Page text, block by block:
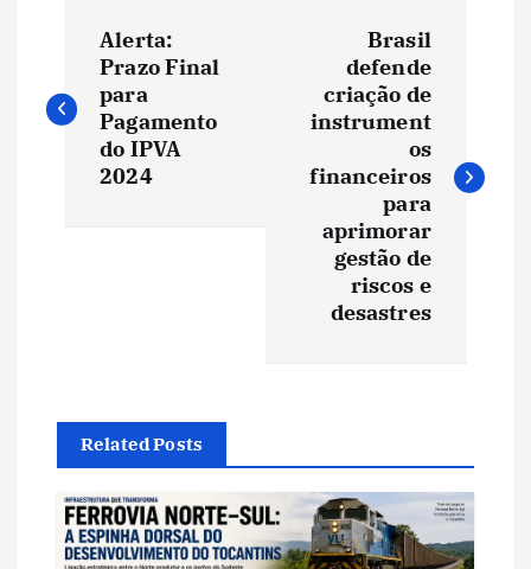
a
v
ã
o
d
Alerta:
Prazo Final
para
Pagamento
do IPVA
2024
Brasil
defende
criação de
instrument
os
financeiros
para
aprimorar
gestão de
riscos e
desastres
Related Posts